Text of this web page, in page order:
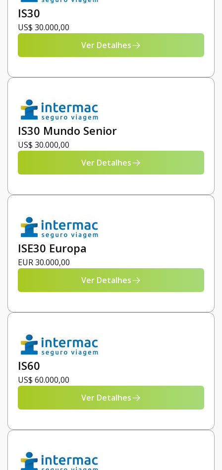
IS30
US$ 30.000,00
Ver Detalhes
IS30 Mundo Senior
US$ 30.000,00
Ver Detalhes
ISE30 Europa
EUR 30.000,00
Ver Detalhes
IS60
US$ 60.000,00
Ver Detalhes